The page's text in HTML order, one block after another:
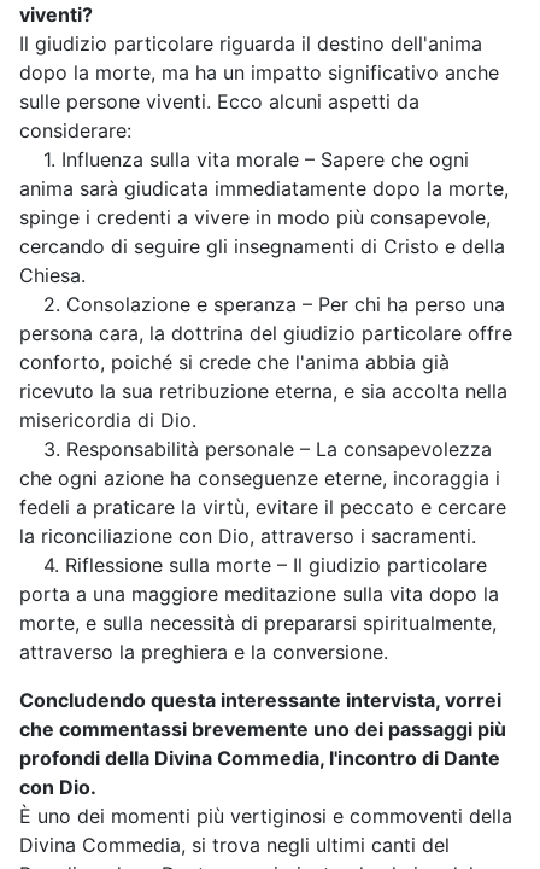
viventi?
Il giudizio particolare riguarda il destino dell'anima
dopo la morte, ma ha un impatto significativo anche
sulle persone viventi. Ecco alcuni aspetti da
considerare:
1. Influenza sulla vita morale – Sapere che ogni
anima sarà giudicata immediatamente dopo la morte,
spinge i credenti a vivere in modo più consapevole,
cercando di seguire gli insegnamenti di Cristo e della
Chiesa.
2. Consolazione e speranza – Per chi ha perso una
persona cara, la dottrina del giudizio particolare offre
conforto, poiché si crede che l'anima abbia già
ricevuto la sua retribuzione eterna, e sia accolta nella
misericordia di Dio.
3. Responsabilità personale – La consapevolezza
che ogni azione ha conseguenze eterne, incoraggia i
fedeli a praticare la virtù, evitare il peccato e cercare
la riconciliazione con Dio, attraverso i sacramenti.
4. Riflessione sulla morte – Il giudizio particolare
porta a una maggiore meditazione sulla vita dopo la
morte, e sulla necessità di prepararsi spiritualmente,
attraverso la preghiera e la conversione.
Concludendo questa interessante intervista, vorrei
che commentassi brevemente uno dei passaggi più
profondi della Divina Commedia, l'incontro di Dante
con Dio.
È uno dei momenti più vertiginosi e commoventi della
Divina Commedia, si trova negli ultimi canti del